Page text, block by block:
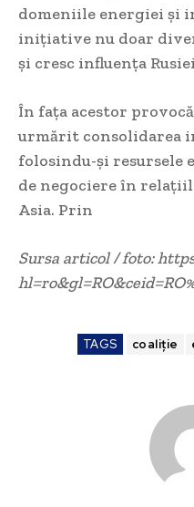
domeniile energiei și
inițiative nu doar
și cresc influența
În fața acestor
urmărit consolidarea
folosindu-și resursele
de negociere în
Asia. Prin
Sursa articol / foto:
TAGS coaliție